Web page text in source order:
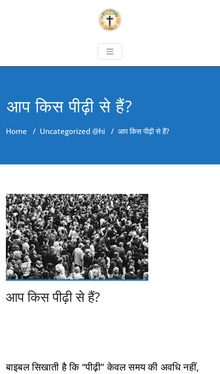
आप किस पीढ़ी से हैं?
Home / Uncategorized @hi / आप किस पीढ़ी से हैं?
आप किस पीढ़ी से हैं?
बाइबल सिखाती है कि “पीढ़ी” केवल समय की अवधि नहीं,